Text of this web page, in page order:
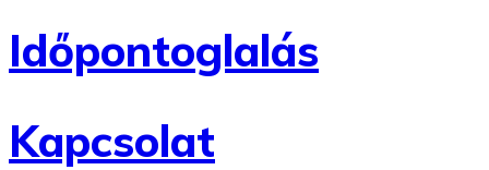
Időpontoglalás
Kapcsolat